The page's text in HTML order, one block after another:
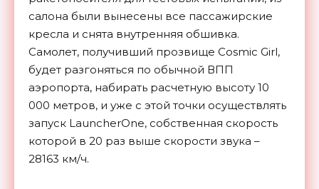
салона были вынесены все пассажирские
кресла и снята внутренняя обшивка.
Самолет, получивший прозвище Cosmic Girl,
будет разгоняться по обычной ВПП
аэропорта, набирать расчетную высоту 10
000 метров, и уже с этой точки осуществлять
запуск LauncherOne, собственная скорость
которой в 20 раз выше скорости звука –
28163 км/ч.